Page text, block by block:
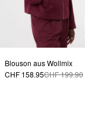
Blouson aus Wollmix
CHF 158.95CHF 199.90